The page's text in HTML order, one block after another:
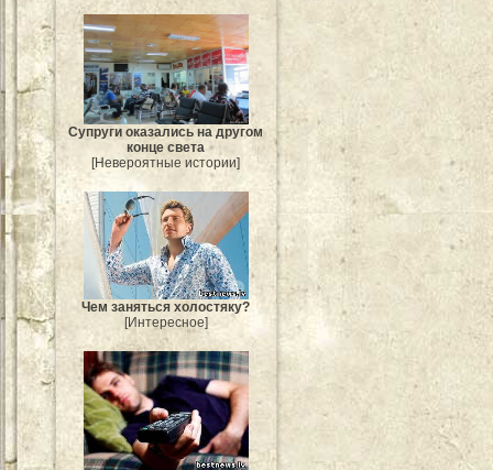
Супруги оказались на другом
конце света
[Невероятные истории]
Чем заняться холостяку?
[Интересное]